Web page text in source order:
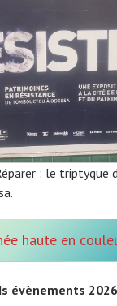
: le triptyque
haute en
évènements